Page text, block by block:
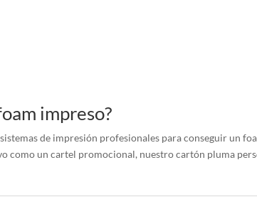
impreso?
de impresión profesionales para conseguir un
como un cartel promocional, nuestro cartón pluma